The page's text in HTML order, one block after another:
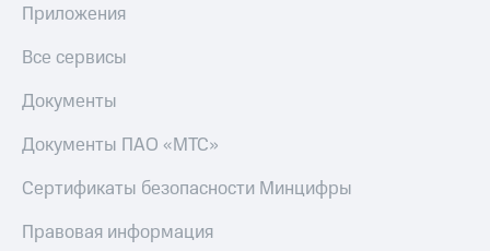
Приложения
Все сервисы
Документы
Документы ПАО «МТС»
Сертификаты безопасности Минцифры
Правовая информация